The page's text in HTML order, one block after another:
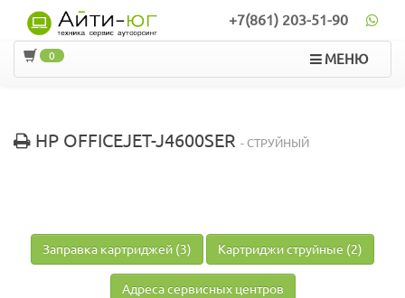
+7(861) 203-51-90
МЕНЮ
0
HP OFFICEJET-J4600SER - СТРУЙНЫЙ
Заправка картриджей (3) Картриджи струйные (2)
Адреса сервисных центров